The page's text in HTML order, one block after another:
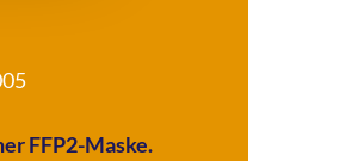
FFP2-Maske.